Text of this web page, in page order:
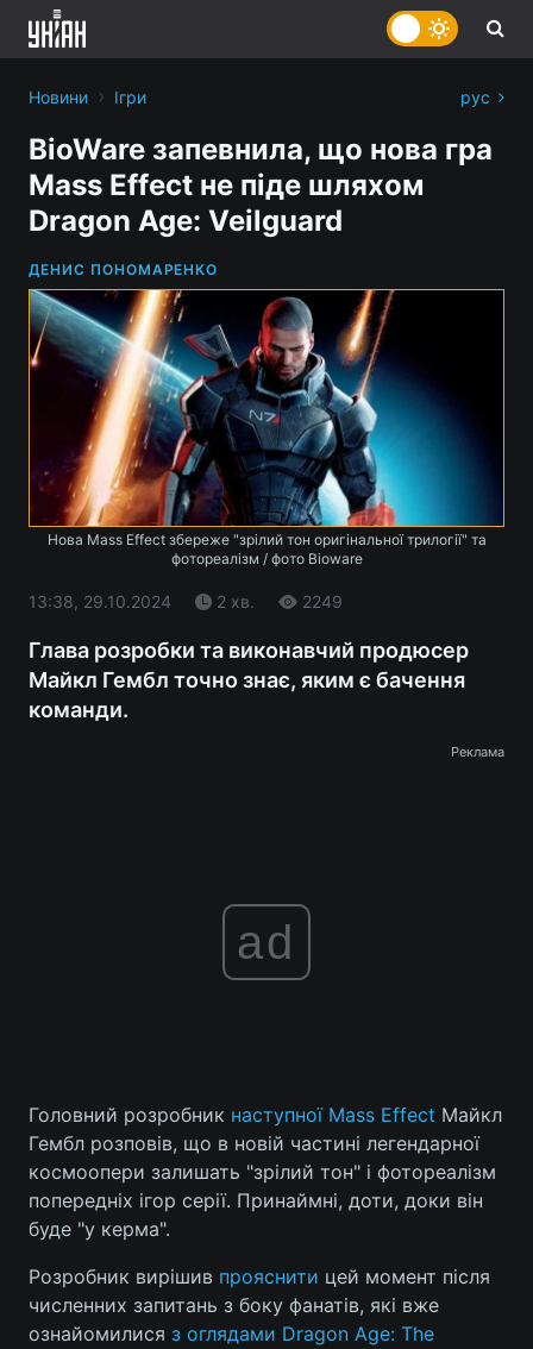
Головна Війна
Україна
Економіка Світ
Спорт Наука
Новини › Ігри рус
BioWare запевнила, що нова гра
Mass Effect не піде шляхом
Dragon Age: Veilguard
ДЕНИС ПОНОМАРЕНКО
Нова Mass Effect збереже "зрілий тон оригінальної трилогії" та
фотореалізм / фото Bioware
13:38, 29.10.2024 2 хв. 2249
Глава розробки та виконавчий продюсер
Майкл Гембл точно знає, яким є бачення
команди.
Реклама
ad
Головний розробник наступної Mass Effect Майкл
Гембл розповів, що в новій частині легендарної
космоопери залишать "зрілий тон" і фотореалізм
попередніх ігор серії. Принаймні, доти, доки він
буде "у керма".
Розробник вирішив прояснити цей момент після
численних запитань з боку фанатів, які вже
ознайомилися з оглядами Dragon Age: The